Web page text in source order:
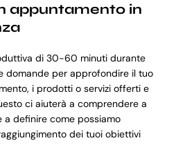
appuntamento in
di 30-60 minuti durante
domande per approfondire il tuo
i prodotti o servizi offerti e
ci aiuterà a comprendere a
definire come possiamo
dei tuoi obiettivi